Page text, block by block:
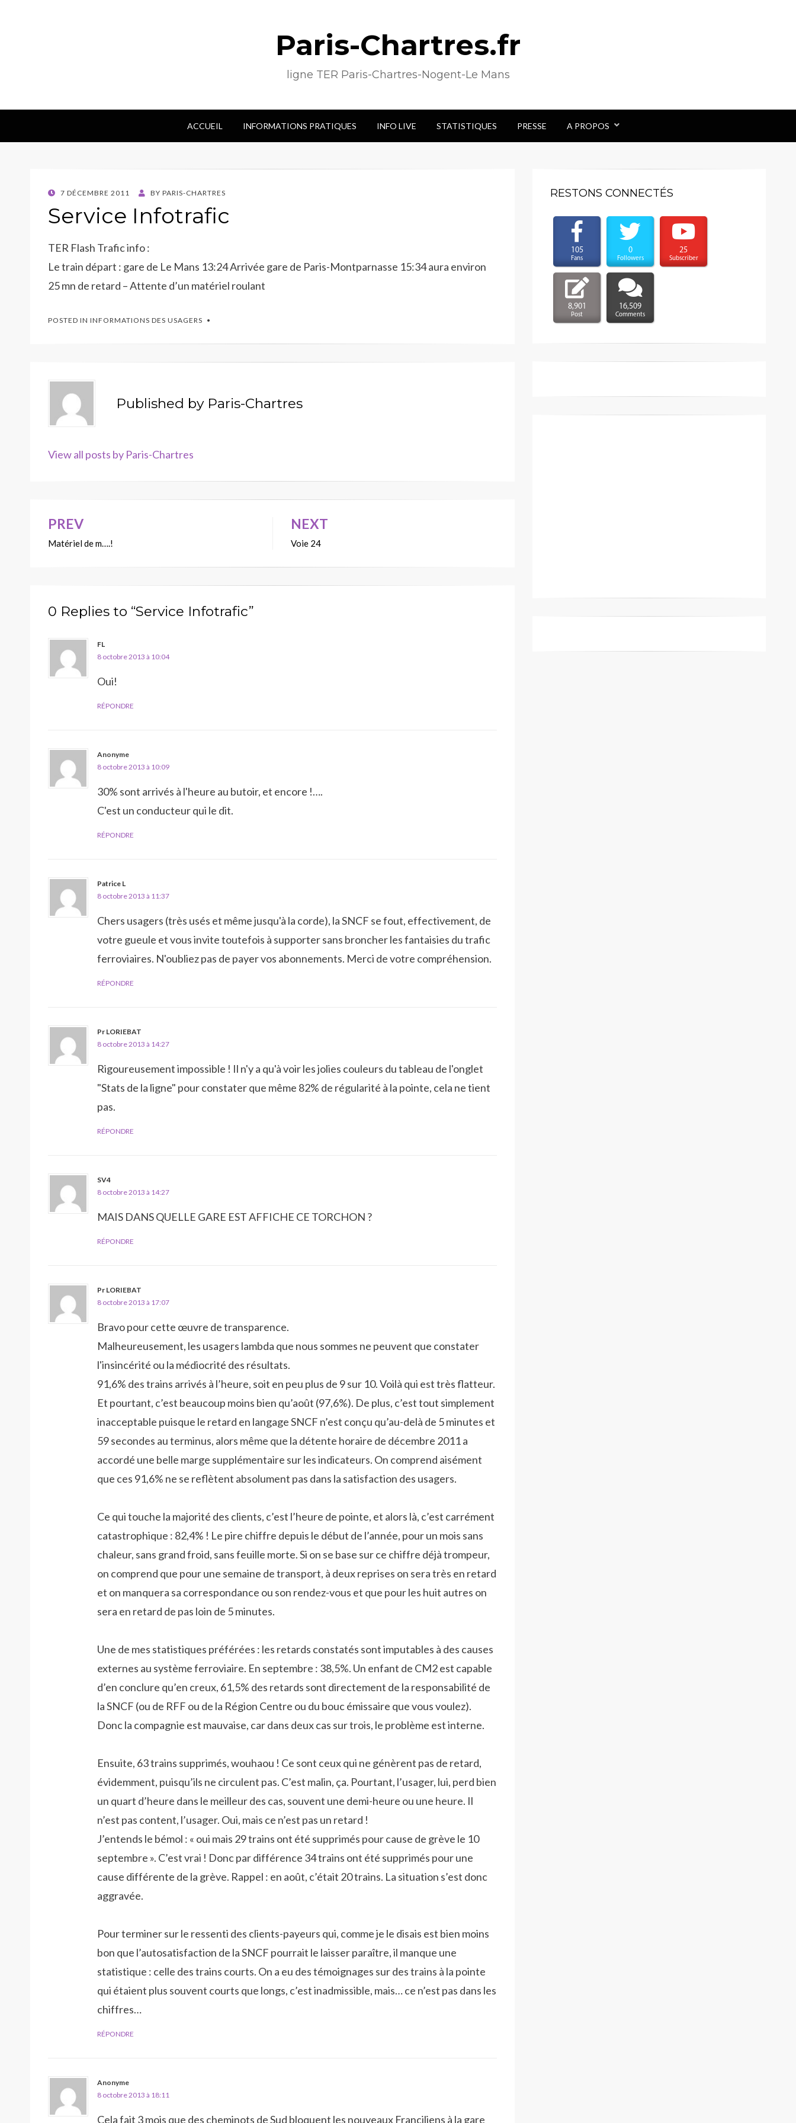
Paris-Chartres.fr
ligne TER Paris-Chartres-Nogent-Le Mans
ACCUEIL INFORMATIONS PRATIQUES INFO LIVE STATISTIQUES PRESSE A PROPOS
POSTED
7 DÉCEMBRE 2011 BY PARIS-CHARTRES
Service Infotrafic
TER Flash Trafic info :
Le train départ : gare de Le Mans 13:24 Arrivée gare de Paris-Montparnasse 15:34 aura environ
25 mn de retard – Attente d’un matériel roulant
POSTED IN INFORMATIONS DES USAGERS
Published by Paris-Chartres
View all posts by Paris-Chartres
Navigation
de
PREV
Matériel de m….!
NEXT
Voie 24
0 Replies to “Service Infotrafic”
FL
8 octobre 2013 à 10:04
Oui!
RÉPONDRE
Anonyme
8 octobre 2013 à 10:09
30% sont arrivés à l'heure au butoir, et encore !….
C'est un conducteur qui le dit.
RÉPONDRE
Patrice L
8 octobre 2013 à 11:37
Chers usagers (très usés et même jusqu'à la corde), la SNCF se fout, effectivement, de
votre gueule et vous invite toutefois à supporter sans broncher les fantaisies du trafic
ferroviaires. N'oubliez pas de payer vos abonnements. Merci de votre compréhension.
RÉPONDRE
Pr LORIEBAT
8 octobre 2013 à 14:27
Rigoureusement impossible ! Il n'y a qu'à voir les jolies couleurs du tableau de l'onglet
"Stats de la ligne" pour constater que même 82% de régularité à la pointe, cela ne tient
pas.
RÉPONDRE
SV4
8 octobre 2013 à 14:27
MAIS DANS QUELLE GARE EST AFFICHE CE TORCHON ?
RÉPONDRE
Pr LORIEBAT
8 octobre 2013 à 17:07
Bravo pour cette œuvre de transparence.
Malheureusement, les usagers lambda que nous sommes ne peuvent que constater
l'insincérité ou la médiocrité des résultats.
91,6% des trains arrivés à l’heure, soit en peu plus de 9 sur 10. Voilà qui est très flatteur.
Et pourtant, c’est beaucoup moins bien qu’août (97,6%). De plus, c’est tout simplement
inacceptable puisque le retard en langage SNCF n’est conçu qu’au-delà de 5 minutes et
59 secondes au terminus, alors même que la détente horaire de décembre 2011 a
accordé une belle marge supplémentaire sur les indicateurs. On comprend aisément
que ces 91,6% ne se reflètent absolument pas dans la satisfaction des usagers.
Ce qui touche la majorité des clients, c’est l’heure de pointe, et alors là, c’est carrément
catastrophique : 82,4% ! Le pire chiffre depuis le début de l’année, pour un mois sans
chaleur, sans grand froid, sans feuille morte. Si on se base sur ce chiffre déjà trompeur,
on comprend que pour une semaine de transport, à deux reprises on sera très en retard
et on manquera sa correspondance ou son rendez-vous et que pour les huit autres on
sera en retard de pas loin de 5 minutes.
Une de mes statistiques préférées : les retards constatés sont imputables à des causes
externes au système ferroviaire. En septembre : 38,5%. Un enfant de CM2 est capable
d’en conclure qu’en creux, 61,5% des retards sont directement de la responsabilité de
la SNCF (ou de RFF ou de la Région Centre ou du bouc émissaire que vous voulez).
Donc la compagnie est mauvaise, car dans deux cas sur trois, le problème est interne.
Ensuite, 63 trains supprimés, wouhaou ! Ce sont ceux qui ne génèrent pas de retard,
évidemment, puisqu’ils ne circulent pas. C’est malin, ça. Pourtant, l’usager, lui, perd bien
un quart d’heure dans le meilleur des cas, souvent une demi-heure ou une heure. Il
n’est pas content, l’usager. Oui, mais ce n’est pas un retard !
J’entends le bémol : « oui mais 29 trains ont été supprimés pour cause de grève le 10
septembre ». C’est vrai ! Donc par différence 34 trains ont été supprimés pour une
cause différente de la grève. Rappel : en août, c’était 20 trains. La situation s’est donc
aggravée.
Pour terminer sur le ressenti des clients-payeurs qui, comme je le disais est bien moins
bon que l’autosatisfaction de la SNCF pourrait le laisser paraître, il manque une
statistique : celle des trains courts. On a eu des témoignages sur des trains à la pointe
qui étaient plus souvent courts que longs, c’est inadmissible, mais… ce n’est pas dans les
chiffres…
RÉPONDRE
Anonyme
8 octobre 2013 à 18:11
Cela fait 3 mois que des cheminots de Sud bloquent les nouveaux Franciliens à la gare
RESTONS CONNECTÉS
105
Fans
0
Followers
25
Subscriber
8,901
Post
16,509
Comments